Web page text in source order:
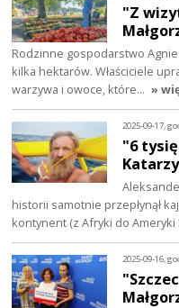
"Z
Rodzinne gospodarstwo
kilka hektarów. Właściciele
warzywa i owoce, które… »
2025-09-17,
"6
historii samotnie przepłynął
kontynent (z Afryki do Ameryki
2025-09-16,